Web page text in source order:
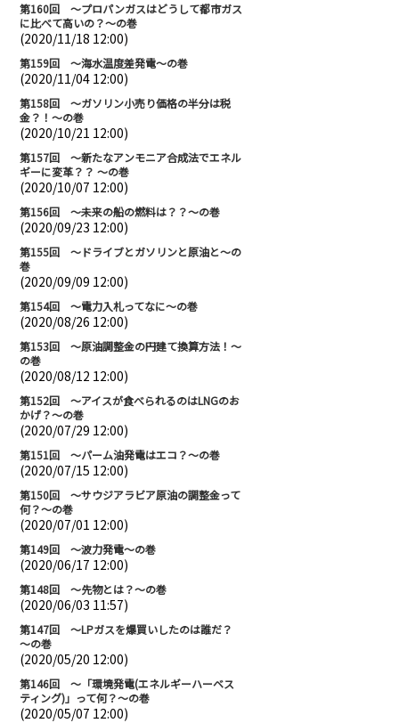
第160回 ～プロパンガスはどうして都市ガス
に比べて高いの？～の巻
(2020/11/18 12:00)
第159回 ～海水温度差発電～の巻
(2020/11/04 12:00)
第158回 ～ガソリン小売り価格の半分は税
金？！～の巻
(2020/10/21 12:00)
第157回 ～新たなアンモニア合成法でエネル
ギーに変革？？ ～の巻
(2020/10/07 12:00)
第156回 ～未来の船の燃料は？？～の巻
(2020/09/23 12:00)
第155回 ～ドライブとガソリンと原油と～の
巻
(2020/09/09 12:00)
第154回 ～電力入札ってなに～の巻
(2020/08/26 12:00)
第153回 ～原油調整金の円建て換算方法！～
の巻
(2020/08/12 12:00)
第152回 ～アイスが食べられるのはLNGのお
かげ？～の巻
(2020/07/29 12:00)
第151回 ～パーム油発電はエコ？～の巻
(2020/07/15 12:00)
第150回 ～サウジアラビア原油の調整金って
何？～の巻
(2020/07/01 12:00)
第149回 ～波力発電～の巻
(2020/06/17 12:00)
第148回 ～先物とは？～の巻
(2020/06/03 11:57)
第147回 ～LPガスを爆買いしたのは誰だ？
～の巻
(2020/05/20 12:00)
第146回 ～「環境発電(エネルギーハーベス
ティング)」って何？～の巻
(2020/05/07 12:00)